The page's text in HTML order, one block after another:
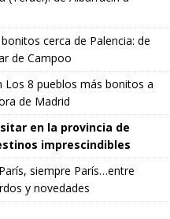
cerca de Palencia: de
de Campoo
Los 8 pueblos más bonitos a
de Madrid
en la provincia de
imprescindibles
París, siempre París…entre
y novedades